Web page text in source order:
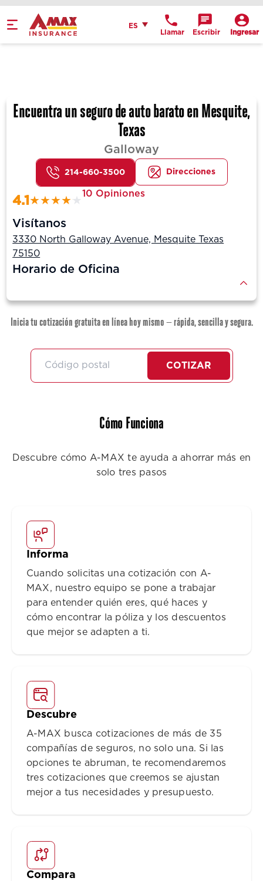
Get Directions
ESEspañol
Llamar Escribir Ingresar
Encuentra un seguro de auto barato en Mesquite,
Texas
Galloway
214-660-3500 Direcciones
4.1
10 Opiniones
Visítanos
3330 North Galloway Avenue, Mesquite Texas
75150
Horario de Oficina
Inicia tu cotización gratuita en línea hoy mismo — rápida, sencilla y segura.
COTIZAR
Cómo Funciona
Descubre cómo A-MAX te ayuda a ahorrar más en
solo tres pasos
Informa
Cuando solicitas una cotización con A-
MAX, nuestro equipo se pone a trabajar
para entender quién eres, qué haces y
cómo encontrar la póliza y los descuentos
que mejor se adapten a ti.
Descubre
A-MAX busca cotizaciones de más de 35
compañías de seguros, no solo una. Si las
opciones te abruman, te recomendaremos
tres cotizaciones que creemos se ajustan
mejor a tus necesidades y presupuesto.
Compara